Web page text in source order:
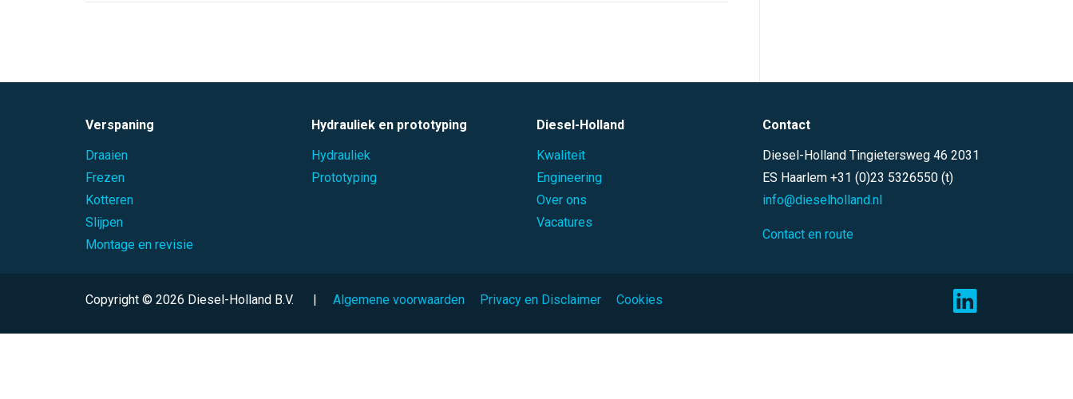
Verspaning
Draaien
Frezen
Kotteren
Slijpen
Montage en revisie
Hydrauliek en prototyping
Hydrauliek
Prototyping
Diesel-Holland
Kwaliteit
Engineering
Over ons
Vacatures
Contact
Diesel-Holland Tingietersweg 46 2031
ES Haarlem +31 (0)23 5326550 (t)
info@dieselholland.nl
Contact en route
Copyright © 2026 Diesel-Holland B.V. | Algemene voorwaarden Privacy en Disclaimer Cookies